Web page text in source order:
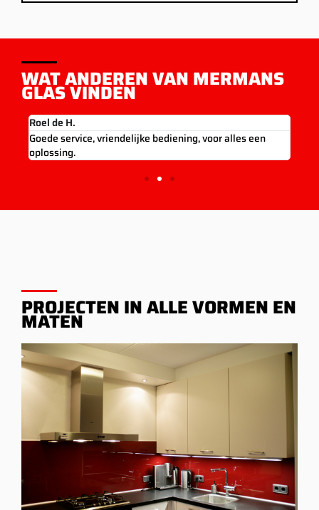
WAT ANDEREN VAN MERMANS
GLAS VINDEN
Roel de H.
Goede service, vriendelijke bediening, voor alles een
oplossing.
PROJECTEN IN ALLE VORMEN EN
MATEN